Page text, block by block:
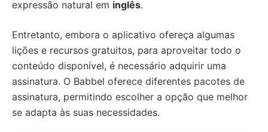
expressão natural em inglês.
Entretanto, embora o aplicativo ofereça algumas
lições e recursos gratuitos, para aproveitar todo o
conteúdo disponível, é necessário adquirir uma
assinatura. O Babbel oferece diferentes pacotes de
assinatura, permitindo escolher a opção que melhor
se adapta às suas necessidades.